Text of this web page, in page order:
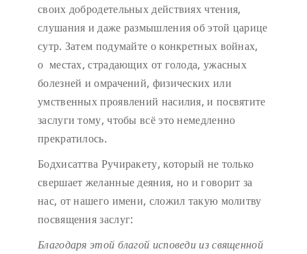
своих добродетельных действиях чтения,
слушания и даже размышления об этой царице
сутр. Затем подумайте о конкретных войнах,
о местах, страдающих от голода, ужасных
болезней и омрачений, физических или
умственных проявлений насилия, и посвятите
заслуги тому, чтобы всё это немедленно
прекратилось.
Бодхисаттва Ручиракету, который не только
свершает желанные деяния, но и говорит за
нас, от нашего имени, сложил такую молитву
посвящения заслуг:
Благодаря этой благой исповедииз священной